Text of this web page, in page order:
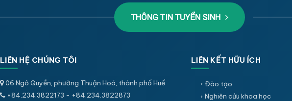
THÔNG TIN TUYỂN SINH
LIÊN HỆ CHÚNG TÔI
06 Ngô Quyền, phường Thuận Hoá, thành phố Huế
+84.234.3822173 - +84.234.3822873
LIÊN KẾT HỮU ÍCH
Đào tạo
Nghiên cứu khoa học